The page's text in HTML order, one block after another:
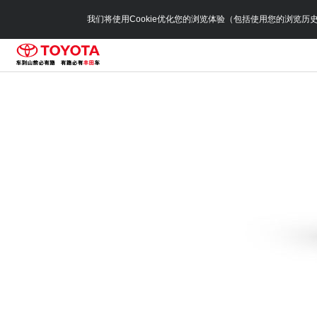
我们将使用Cookie优化您的浏览体验（包括使用您的浏览历